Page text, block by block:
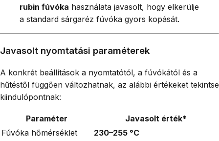
rubin fúvóka használata javasolt, hogy elkerülje
a standard sárgaréz fúvóka gyors kopását.
Javasolt nyomtatási paraméterek
A konkrét beállítások a nyomtatótól, a fúvókától és a
hűtéstől függően változhatnak, az alábbi értékeket tekintse
kiindulópontnak:
Paraméter
Javasolt érték*
Fúvóka hőmérséklet
230–255 °C